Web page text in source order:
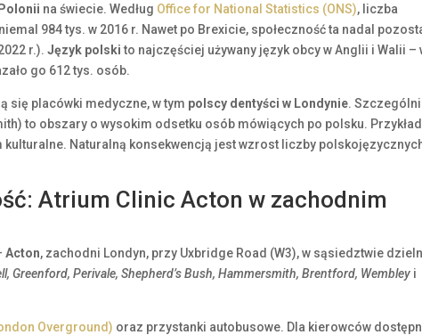
Polonii na świecie. Według Office for National Statistics (ONS), liczba
984 tys. w 2016 r. Nawet po Brexicie, społeczność ta nadal
r.).Język polskito najczęściej używany język obcy w Anglii i Walii –
go 612 tys. osób.
się placówki medyczne, w tym polscy dentyści w Londynie.
to obszary o wysokim odsetku osób mówiących po polsku.
kulturalne. Naturalną konsekwencją jest wzrost liczby
Atrium Clinic Acton w zachodnim
Acton, zachodni Londyn, przy Uxbridge Road (W3), w sąsiedztwie
Greenford, Perivale, Shepherd’s Bush, Hammersmith, Brentford, Wembley i
Overground) oraz przystanki autobusowe. Dla kierowców